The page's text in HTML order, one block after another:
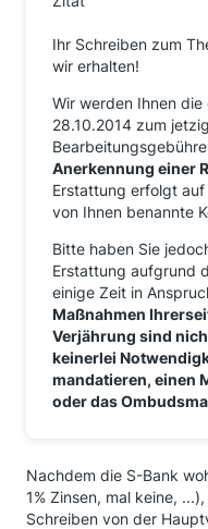
Ihr Schreiben zum
wir erhalten!
Wir werden Ihnen die
28.10.2014 zum
Anerkennung einer
Erstattung erfolgt
von Ihnen benannte
Bitte haben Sie
Erstattung aufgrund
einige Zeit in
Maßnahmen
Verjährung sind
keinerlei
mandatieren, einen
oder das
Nachdem die S-Bank
1% Zinsen, mal keine,
Schreiben von der